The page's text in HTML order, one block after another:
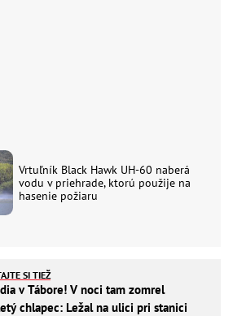
Vrtuľník Black Hawk UH-60 naberá
vodu v priehrade, ktorú použije na
hasenie požiaru
SI TIEŽ
v Tábore! V noci tam zomrel
chlapec: Ležal na ulici pri stanici